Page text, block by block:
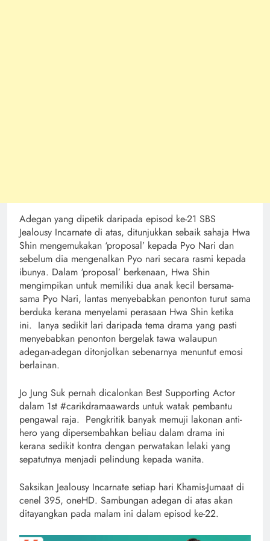
Adegan yang dipetik daripada episod ke-21 SBS
Jealousy Incarnate di atas, ditunjukkan sebaik sahaja Hwa
Shin mengemukakan ‘proposal’ kepada Pyo Nari dan
sebelum dia mengenalkan Pyo nari secara rasmi kepada
ibunya. Dalam ‘proposal’ berkenaan, Hwa Shin
mengimpikan untuk memiliki dua anak kecil bersama-
sama Pyo Nari, lantas menyebabkan penonton turut sama
berduka kerana menyelami perasaan Hwa Shin ketika
ini. Ianya sedikit lari daripada tema drama yang pasti
menyebabkan penonton bergelak tawa walaupun
adegan-adegan ditonjolkan sebenarnya menuntut emosi
berlainan.
Jo Jung Suk pernah dicalonkan Best Supporting Actor
dalam 1st #carikdramaawards untuk watak pembantu
pengawal raja. Pengkritik banyak memuji lakonan anti-
hero yang dipersembahkan beliau dalam drama ini
kerana sedikit kontra dengan perwatakan lelaki yang
sepatutnya menjadi pelindung kepada wanita.
Saksikan Jealousy Incarnate setiap hari Khamis-Jumaat di
cenel 395, oneHD. Sambungan adegan di atas akan
ditayangkan pada malam ini dalam episod ke-22.